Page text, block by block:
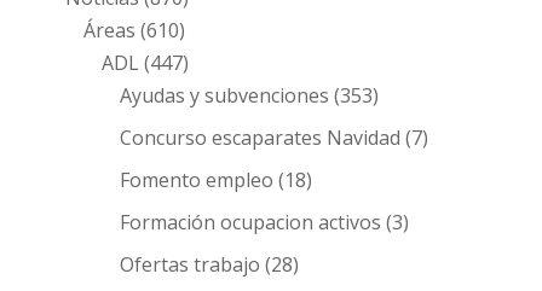
Áreas (610)
ADL(447)
Ayudas y subvenciones (353)
Concurso escaparates Navidad (7)
Fomento empleo (18)
Formación ocupacion activos (3)
Ofertas trabajo (28)